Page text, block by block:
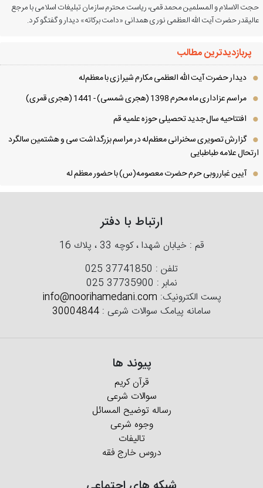
الاسلام و المسلمین محمد قمی، ریاست محترم سازمان تبلیغات اسلامی با مرجع
حضرت آیت الله العظمی نوری همدانی «دامت برکاته» دیدار و گفتگو کرد.
پربازدیدترین مطالب
دیدار حضرت آیت الله العظمی مكارم شیرازی با معظم‌له
مراسم عزاداری ماه محرم 1398 (هجری شمسی) - 1441 (هجری قمری)
افتتاحیه سال جدید تحصیلی حوزه علمیه قم
گزارش تصویری سخنرانی معظم‌له در مراسم بزرگداشت سی و هشتمین سالگرد
علامه طباطبایی
آیین غبارروبی حرم حضرت معصومه(س) با حضور معظم له
ارتباط با دفتر
قم : خیابان شهدا ، كوچه 33 ، پلاك 16
تلفن :025 37741850
نمابر :025 37735900
پست الکترونیک:info@noorihamedani.com
سامانه پیامک سوالات شرعی : 30004844
پیوند ها
قرآن کریم
سوالات شرعی
رساله توضیح المسائل
وجوه شرعی
تالیفات
دروس خارج فقه